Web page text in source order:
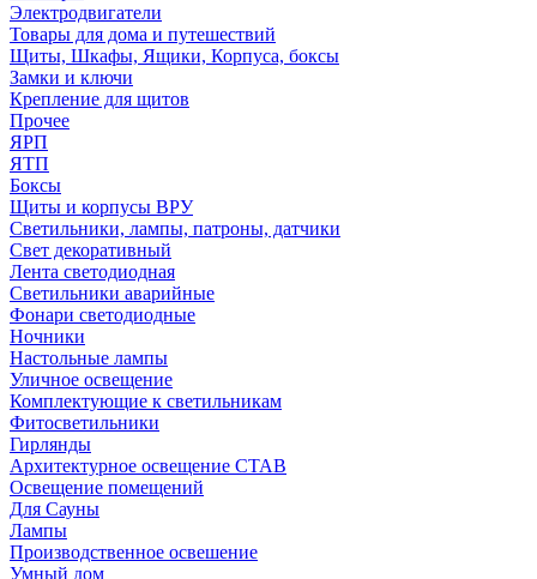
Электродвигатели
Товары для дома и путешествий
Щиты, Шкафы, Ящики, Корпуса, боксы
Замки и ключи
Крепление для щитов
Прочее
ЯРП
ЯТП
Боксы
Щиты и корпусы ВРУ
Светильники, лампы, патроны, датчики
Свет декоративный
Лента светодиодная
Светильники аварийные
Фонари светодиодные
Ночники
Настольные лампы
Уличное освещение
Комплектующие к светильникам
Фитосветильники
Гирлянды
Архитектурное освещение СТАВ
Освещение помещений
Для Сауны
Лампы
Производственное освешение
Умный дом